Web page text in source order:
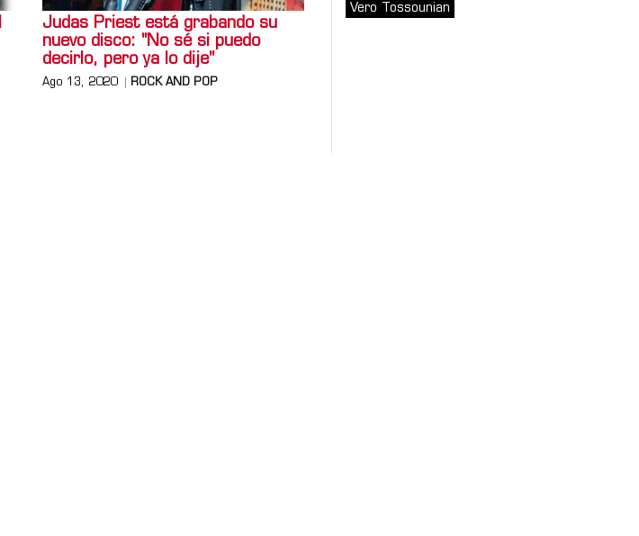
Judas Priest está grabando su
nuevo disco: "No sé si puedo
decirlo, pero ya lo dije"
Ago 13, 2020 ROCK AND POP
Vero Tossounian